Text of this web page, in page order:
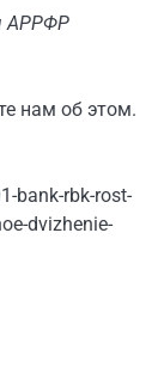
АРРФР
нам об этом.
bank-rbk-rost-
dvizhenie-